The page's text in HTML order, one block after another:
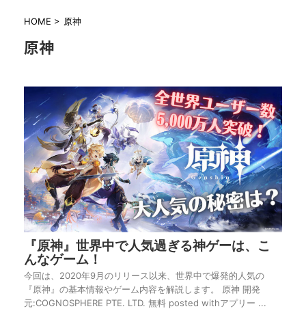
HOME > 原神
原神
『原神』世界中で人気過ぎる神ゲーは、こ
んなゲーム！
今回は、2020年9月のリリース以来、世界中で爆発的人気の
『原神』の基本情報やゲーム内容を解説します。 原神 開発
元:COGNOSPHERE PTE. LTD. 無料 posted withアプリー ...